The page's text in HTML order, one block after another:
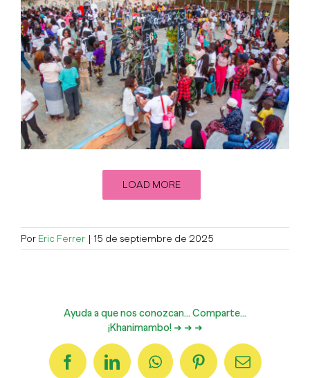
LOAD MORE
Por Eric Ferrer | 15 de septiembre de 2025
Ayuda a que nos conozcan... Comparte...
¡Khanimambo! ➜ ➜ ➜
FacebookLinkedInWhatsAppPinterestCorreo